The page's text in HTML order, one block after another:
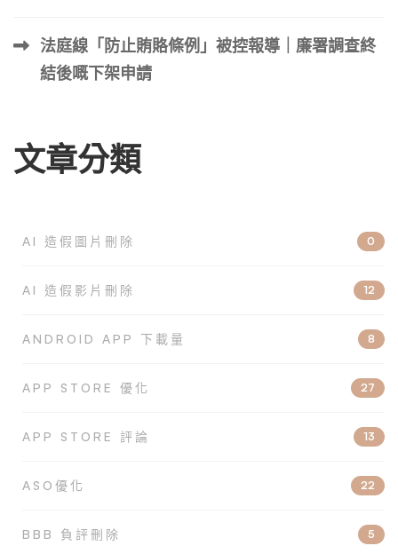
法庭線「防止賄賂條例」被控報導｜廉署調查終
結後嘅下架申請
文章分類
AI 造假圖片刪除 0
AI 造假影片刪除 12
ANDROID APP 下載量 8
APP STORE 優化 27
APP STORE 評論 13
ASO優化 22
BBB 負評刪除 5